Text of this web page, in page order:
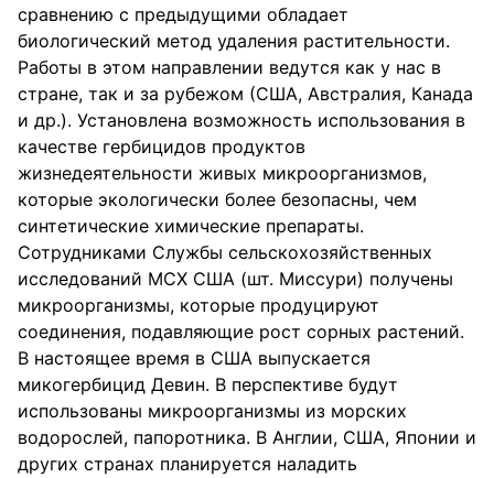
сравнению с предыдущими обладает
биологический метод удаления растительности.
Работы в этом направлении ведутся как у нас в
стране, так и за рубежом (США, Австралия, Канада
и др.). Установлена возможность использования в
качестве гербицидов продуктов
жизнедеятельности живых микроорганизмов,
которые экологически более безопасны, чем
синтетические химические препараты.
Сотрудниками Службы сельскохозяйственных
исследований МСХ США (шт. Миссури) получены
микроорганизмы, которые продуцируют
соединения, подавляющие рост сорных растений.
В настоящее время в США выпускается
микогербицид Девин. В перспективе будут
использованы микроорганизмы из морских
водорослей, папоротника. В Англии, США, Японии и
других странах планируется наладить